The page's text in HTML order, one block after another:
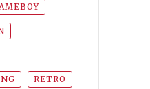
RETRO